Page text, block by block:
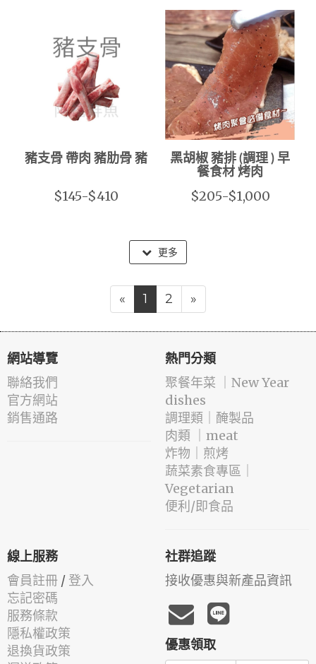
豬支骨 帶肉 豬肋骨 豬
$145-$410
黑胡椒 豬排 (調理 ) 早
餐食材 烤肉
$205-$1,000
更多
« 1 2 »
網站導覽
聯絡我們
官方網站
銷售通路
熱門分類
️聚餐年菜 ｜New Year
dishes
️調理類｜醃製品
肉類 ｜meat
️炸物｜煎烤
蔬菜素食專區｜
Vegetarian
便利/即食品
線上服務
會員註冊 / 登入
忘記密碼
服務條款
隱私權政策
退換貨政策
社群追蹤
接收優惠與新產品資訊
優惠領取